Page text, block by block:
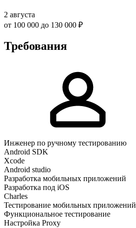
2 августа
от 100 000 до 130 000 ₽
Требования
Инженер по ручному тестированию
Android SDK
Xcode
Android studio
Разработка мобильных приложений
Разработка под iOS
Charles
Тестирование мобильных приложений
Функциональное тестирование
Настройка Proxy